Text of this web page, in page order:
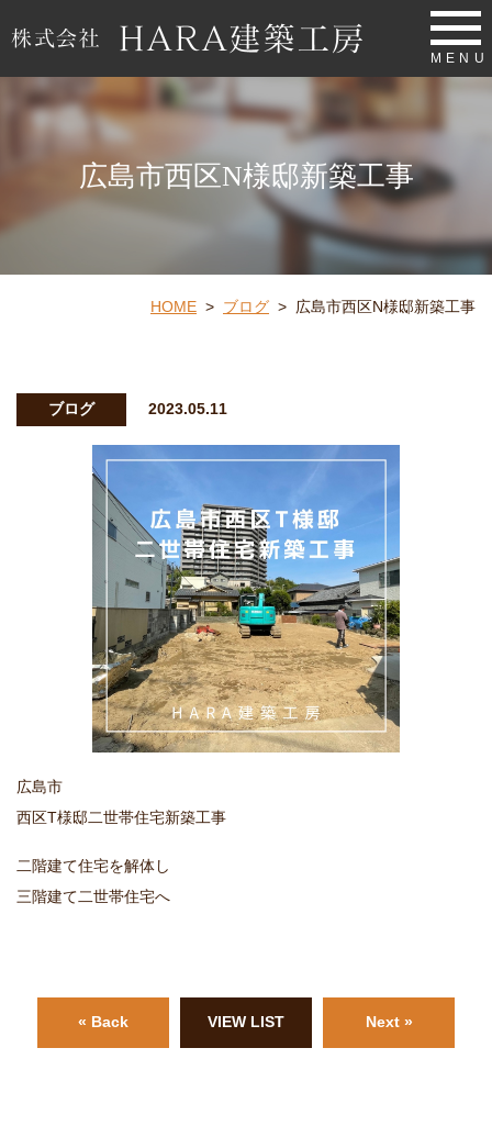
MENU
広島市西区N様邸新築工事
HOME > ブログ > 広島市西区N様邸新築工事
ブログ 2023.05.11
広島市
西区T様邸二世帯住宅新築工事
二階建て住宅を解体し
三階建て二世帯住宅へ
« Back VIEW LIST Next »